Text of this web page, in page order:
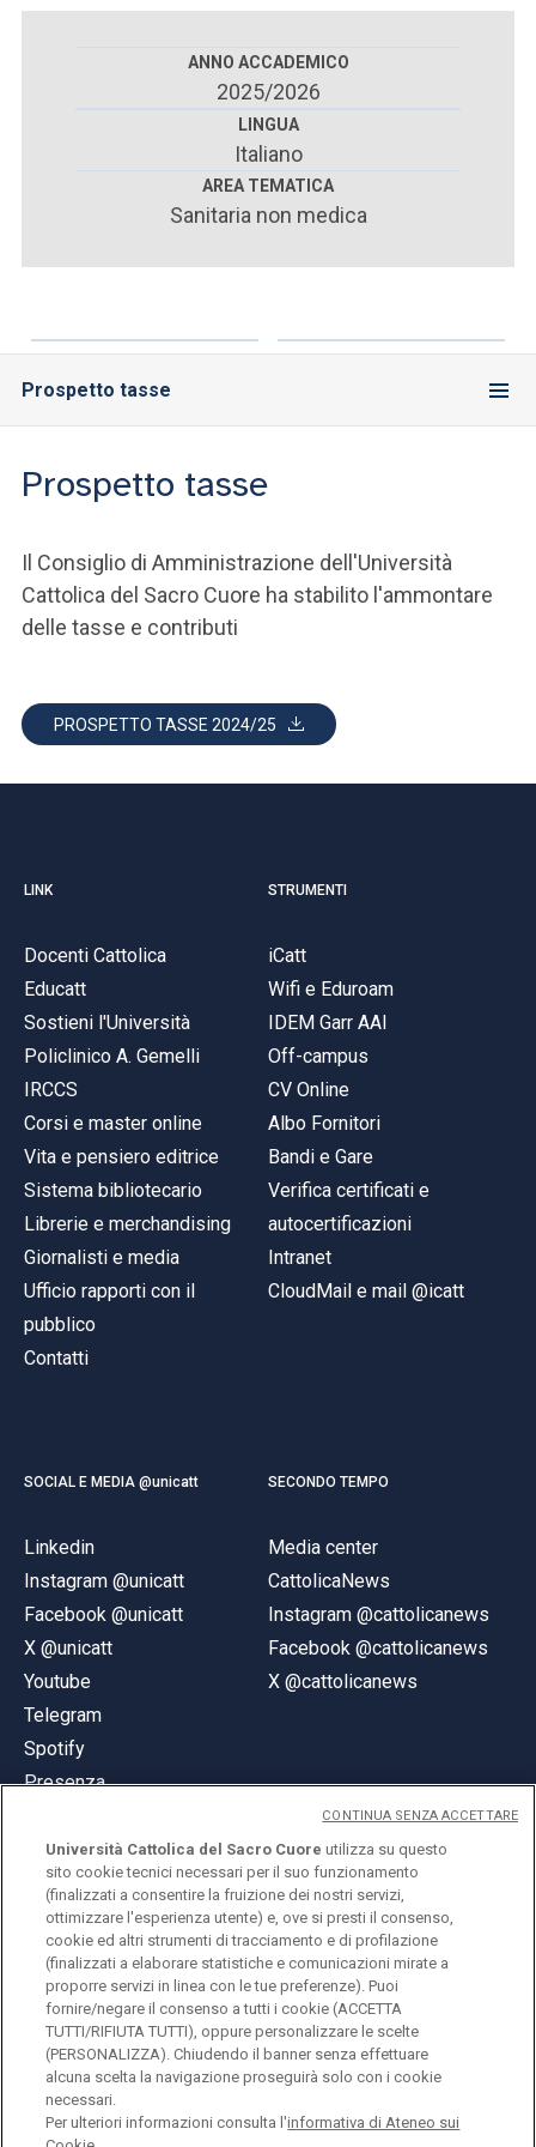
SEI UN DOCENTE O UN MEMBRO DELLO STAFF
ANNO ACCADEMICO
2025/2026
LINGUA
Italiano
AREA TEMATICA
Sanitaria non medica
Prospetto tasse
Prospetto tasse
Il Consiglio di Amministrazione dell'Università
Cattolica del Sacro Cuore ha stabilito l'ammontare
delle tasse e contributi
PROSPETTO TASSE 2024/25
LINK
Docenti Cattolica
Educatt
Sostieni l'Università
Policlinico A. Gemelli
IRCCS
Corsi e master online
Vita e pensiero editrice
Sistema bibliotecario
Librerie e merchandising
Giornalisti e media
Ufficio rapporti con il
pubblico
Contatti
STRUMENTI
iCatt
Wifi e Eduroam
IDEM Garr AAI
Off-campus
CV Online
Albo Fornitori
Bandi e Gare
Verifica certificati e
autocertificazioni
Intranet
CloudMail e mail @icatt
SOCIAL E MEDIA @unicatt
Linkedin
Instagram @unicatt
Facebook @unicatt
X @unicatt
Youtube
Telegram
Spotify
Presenza
SECONDO TEMPO
Media center
CattolicaNews
Instagram @cattolicanews
Facebook @cattolicanews
X @cattolicanews
© Università Cattolica del Sacro Cuore
Largo A. Gemelli 1, 20123 Milano
PI 02133120150
ENGLISH
Università Cattolica del Sacro Cuore utilizza su questo
sito cookie tecnici necessari per il suo funzionamento
(finalizzati a consentire la fruizione dei nostri servizi,
ottimizzare l'esperienza utente) e, ove si presti il consenso,
cookie ed altri strumenti di tracciamento e di profilazione
(finalizzati a elaborare statistiche e comunicazioni mirate a
proporre servizi in linea con le tue preferenze). Puoi
fornire/negare il consenso a tutti i cookie (ACCETTA
TUTTI/RIFIUTA TUTTI), oppure personalizzare le scelte
(PERSONALIZZA). Chiudendo il banner senza effettuare
alcuna scelta la navigazione proseguirà solo con i cookie
necessari.
Per ulteriori informazioni consulta l'informativa di Ateneo sui
CONTINUA SENZA ACCETTARE